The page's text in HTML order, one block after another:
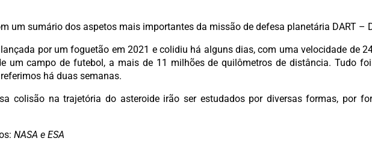
um sumário dos aspetos mais importantes da missão de defesa planetária DART –
por um foguetão em 2021 e colidiu há alguns dias, com uma velocidade de
um campo de futebol, a mais de 11 milhões de quilômetros de distância. Tudo
há duas semanas.
colisão na trajetória do asteroide irão ser estudados por diversas formas, por
NASA e ESA